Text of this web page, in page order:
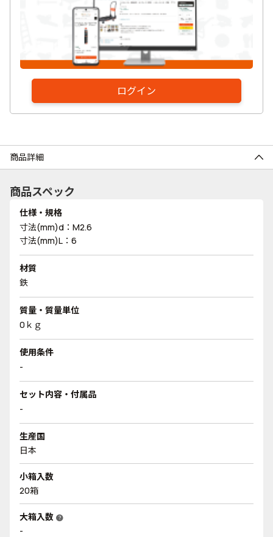
ログイン
商品詳細
商品スペック
仕様・規格
寸法(mm)d：M2.6
寸法(mm)L：6
材質
鉄
質量・質量単位
0ｋｇ
使用条件
-
セット内容・付属品
-
生産国
日本
小箱入数
20箱
大箱入数 help
-